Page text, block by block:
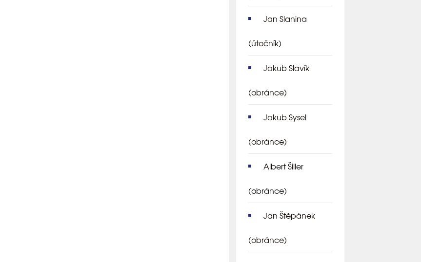
Jan Slanina
(útočník)
Jakub Slavík
(obránce)
Jakub Sysel
(obránce)
Albert Šiller
(obránce)
Jan Štěpánek
(obránce)